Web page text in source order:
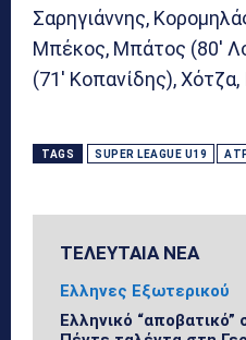
Σαρηγιάννης,
Μπέκος, Μπάτος (80′
(71′ Κοπανίδης),
TAGS SUPER LEAGUE U19
ΤΕΛΕΥΤΑΙΑ ΝΕΑ
Ελληνες Εξωτερικού
Ελληνικό